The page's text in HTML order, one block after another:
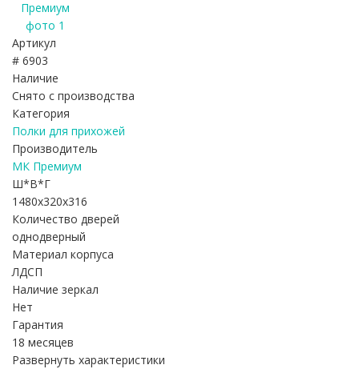
Артикул
# 6903
Наличие
Снято с производства
Категория
Полки для прихожей
Производитель
МК Премиум
Ш*В*Г
1480x320x316
Количество дверей
однодверный
Материал корпуса
ЛДСП
Наличие зеркал
Нет
Гарантия
18 месяцев
Развернуть характеристики